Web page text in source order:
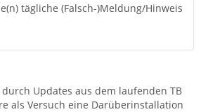
tägliche (Falsch-)Meldung/Hinweis
Updates aus dem laufenden TB
als Versuch eine Darüberinstallation